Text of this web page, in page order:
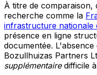
À titre de
recherche comme la
infrastructure nationale
présence en ligne
documentée.
Bozullhuizas Partners
supplémentairedifficile